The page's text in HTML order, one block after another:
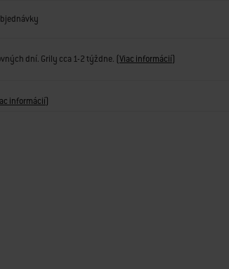
dní. Grily cca 1-2 týždne. (Viac informácií)
informácií)